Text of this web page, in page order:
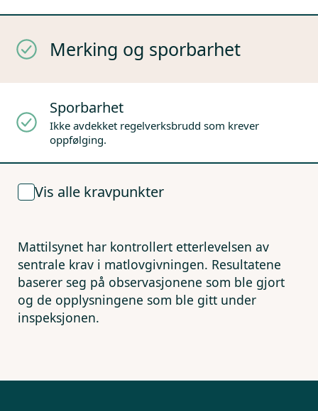
Merking og sporbarhet
Sporbarhet
Ikke avdekket regelverksbrudd som krever
oppfølging.
Vis alle kravpunkter
Mattilsynet har kontrollert etterlevelsen av
sentrale krav i matlovgivningen. Resultatene
baserer seg på observasjonene som ble gjort
og de opplysningene som ble gitt under
inspeksjonen.